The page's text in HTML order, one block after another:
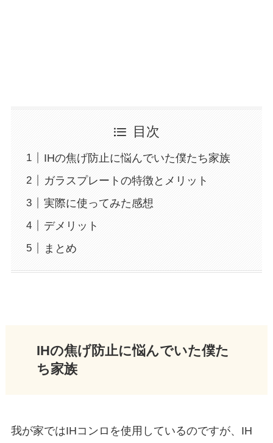
目次
IHの焦げ防止に悩んでいた僕たち家族
ガラスプレートの特徴とメリット
実際に使ってみた感想
デメリット
まとめ
IHの焦げ防止に悩んでいた僕た
ち家族
我が家ではIHコンロを使用しているのですが、IH